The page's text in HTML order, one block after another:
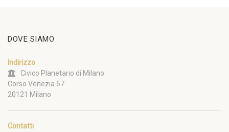
DOVE SIAMO
Indirizzo
Civico Planetario di Milano
Corso Venezia 57
20121 Milano
Contatti